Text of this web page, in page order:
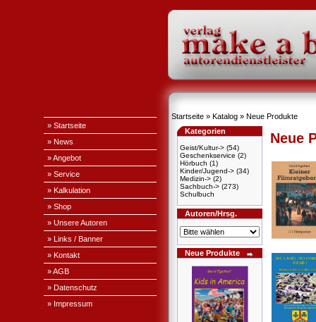
» Startseite
» News
» Angebot
» Service
» Kalkulation
» Shop
» Unsere Autoren
» Links / Banner
» Kontakt
» AGB
» Datenschutz
» Impressum
Startseite » Katalog » Neue Produkte
Kategorien
Geist/Kultur-> (54)
Geschenkservice (2)
Hörbuch (1)
Kinder/Jugend-> (34)
Medizin-> (2)
Sachbuch-> (273)
Schulbuch
Autoren/Hrsg.
Neue Produkte
Neue